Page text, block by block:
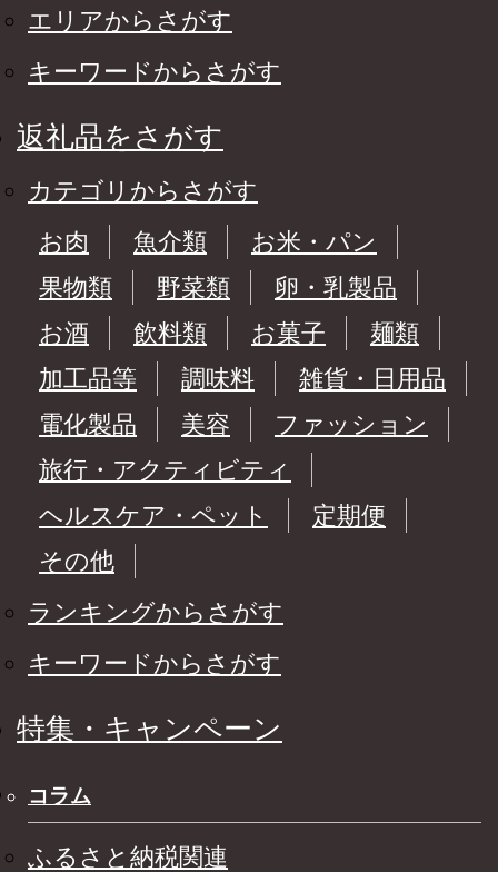
エリアからさがす
キーワードからさがす
返礼品をさがす
カテゴリからさがす
お肉
魚介類
お米・パン
果物類
野菜類
卵・乳製品
お酒
飲料類 お菓子
麺類
加工品等
調味料
雑貨・日用品
電化製品
美容
ファッション
旅行・アクティビティ
ヘルスケア・ペット
定期便
その他
ランキングからさがす
キーワードからさがす
特集・キャンペーン
コラム
ふるさと納税関連